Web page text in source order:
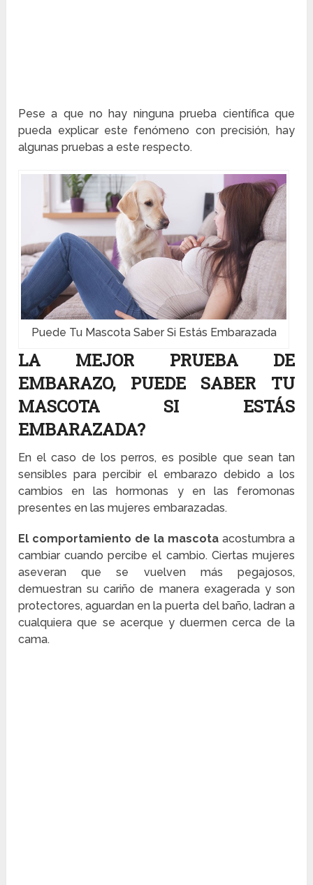
Pese a que no hay ninguna prueba científica que
pueda explicar este fenómeno con precisión, hay
algunas pruebas a este respecto.
Puede Tu Mascota Saber Si Estás Embarazada
LA MEJOR PRUEBA DE
EMBARAZO, PUEDE SABER TU
MASCOTA SI ESTÁS
EMBARAZADA?
En el caso de los perros, es posible que sean tan
sensibles para percibir el embarazo debido a los
cambios en las hormonas y en las feromonas
presentes en las mujeres embarazadas.
El comportamiento de la mascotaacostumbra a
cambiar cuando percibe el cambio. Ciertas mujeres
aseveran que se vuelven más pegajosos,
demuestran su cariño de manera exagerada y son
protectores, aguardan en la puerta del baño, ladran a
cualquiera que se acerque y duermen cerca de la
cama.